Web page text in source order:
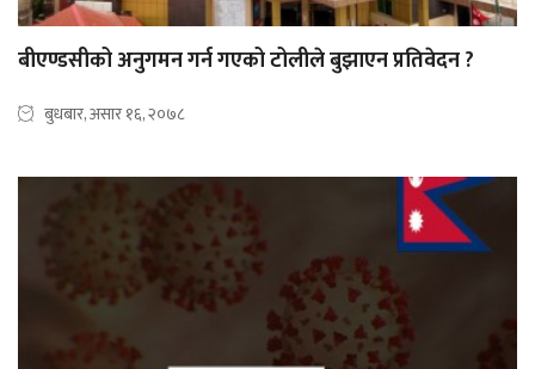
बीएण्डसीको अनुगमन गर्न गएको टोलीले बुझाएन प्रतिवेदन ?
बुधबार, असार १६, २०७८